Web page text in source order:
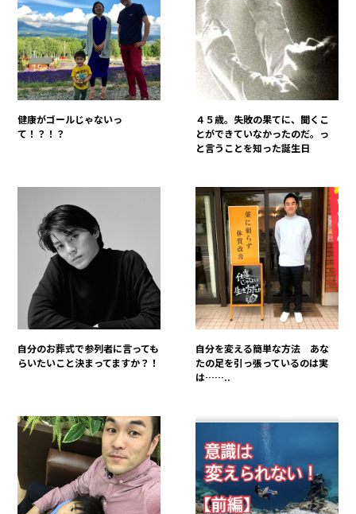
健康がゴールじゃないっ
て！？！？
４５歳。失敗の果てに、聞くこ
とができていなかったのだ。っ
と言うことを知った誕生日
自分のお葬式で参列者に言っても
らいたいこと決まってますか？！
自分を変える簡単な方法 あな
たの足を引っ張っているのは実
は……..